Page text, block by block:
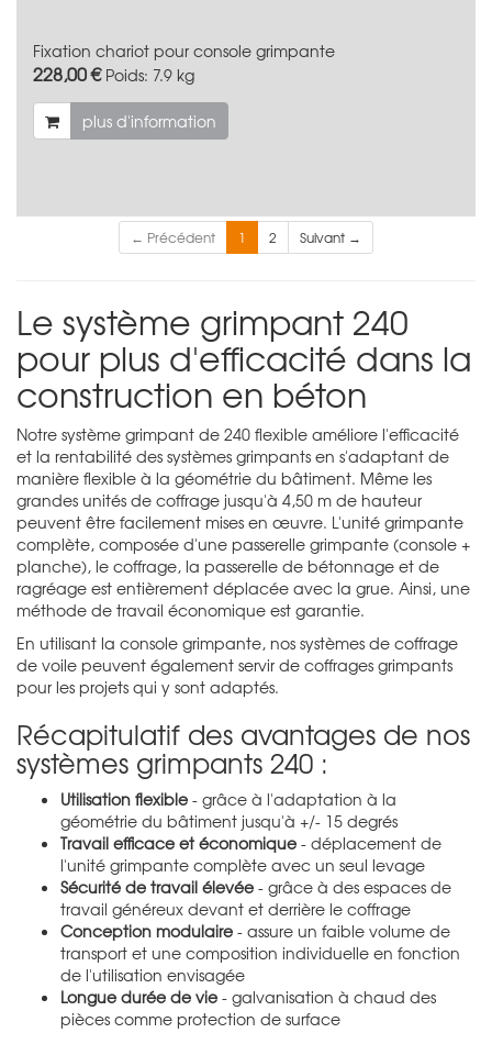
Fixation chariot pour console grimpante
228,00 € Poids: 7.9 kg
plus d'information
← Précédent 1 2 Suivant →
Le système grimpant 240
pour plus d'efficacité dans la
construction en béton
Notre système grimpant de 240 flexible améliore l'efficacité
et la rentabilité des systèmes grimpants en s'adaptant de
manière flexible à la géométrie du bâtiment. Même les
grandes unités de coffrage jusqu'à 4,50 m de hauteur
peuvent être facilement mises en œuvre. L'unité grimpante
complète, composée d'une passerelle grimpante (console +
planche), le coffrage, la passerelle de bétonnage et de
ragréage est entièrement déplacée avec la grue. Ainsi, une
méthode de travail économique est garantie.
En utilisant la console grimpante, nos systèmes de coffrage
de voile peuvent également servir de coffrages grimpants
pour les projets qui y sont adaptés.
Récapitulatif des avantages de nos
systèmes grimpants 240 :
Utilisation flexible - grâce à l'adaptation à la
géométrie du bâtiment jusqu'à +/- 15 degrés
Travail efficace et économique - déplacement de
l'unité grimpante complète avec un seul levage
Sécurité de travail élevée - grâce à des espaces de
travail généreux devant et derrière le coffrage
Conception modulaire - assure un faible volume de
transport et une composition individuelle en fonction
de l'utilisation envisagée
Longue durée de vie - galvanisation à chaud des
pièces comme protection de surface